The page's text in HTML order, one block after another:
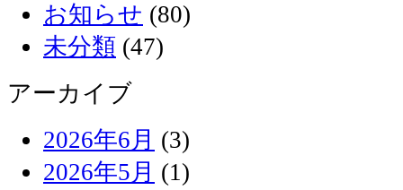
お知らせ (80)
未分類 (47)
アーカイブ
2026年6月 (3)
2026年5月 (1)